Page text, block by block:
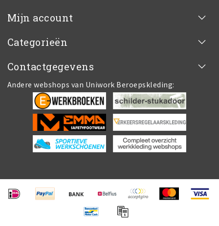
Mijn account
Categorieën
Contactgegevens
Andere webshops van Uniwork Beroepskleding: